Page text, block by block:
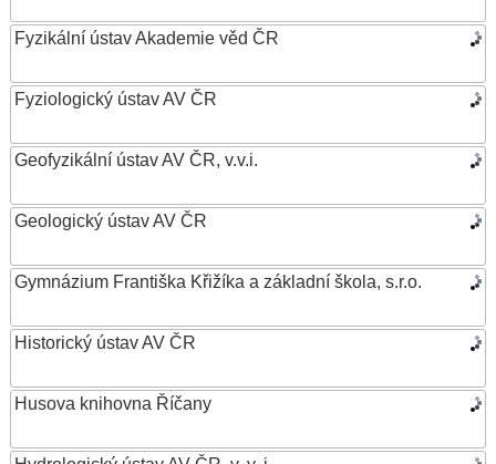
Fyzikální ústav Akademie věd ČR
Fyziologický ústav AV ČR
Geofyzikální ústav AV ČR, v.v.i.
Geologický ústav AV ČR
Gymnázium Františka Křižíka a základní škola, s.r.o.
Historický ústav AV ČR
Husova knihovna Říčany